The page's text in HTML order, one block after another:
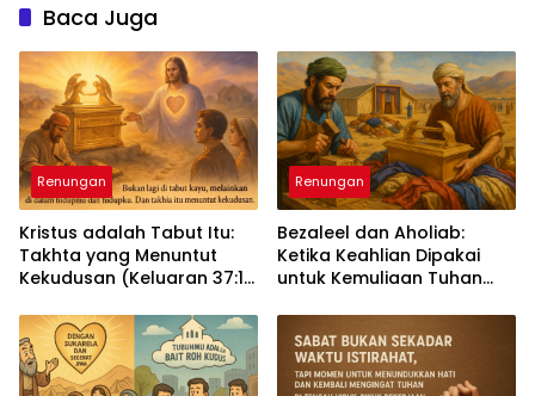
Baca Juga
Renungan
Kristus adalah Tabut Itu:
Takhta yang Menuntut
Kekudusan (Keluaran 37:1–
Renungan
Bezaleel dan Aholiab:
Ketika Keahlian Dipakai
untuk Kemuliaan Tuhan